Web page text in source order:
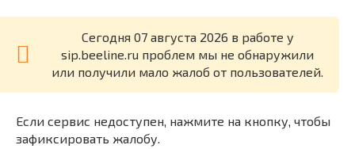
Cегодня 07 августа 2026 в работе у
sip.beeline.ru проблем мы не обнаружили
или получили мало жалоб от пользователей.
Если сервис недоступен, нажмите на кнопку, чтобы
зафиксировать жалобу.